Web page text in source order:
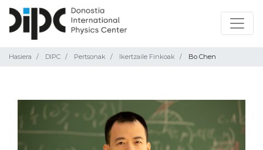
Hasiera DIPC Pertsonak Ikertzaile Finkoak Bo Chen